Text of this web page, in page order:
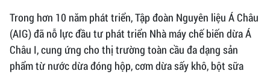
Trong hơn 10 năm phát triển, Tập đoàn Nguyên liệu Á Châu
(AIG) đã nỗ lực đầu tư phát triển Nhà máy chế biến dừa Á
Châu I, cung ứng cho thị trường toàn cầu đa dạng sản
phẩm từ nước dừa đóng hộp, cơm dừa sấy khô, bột sữa